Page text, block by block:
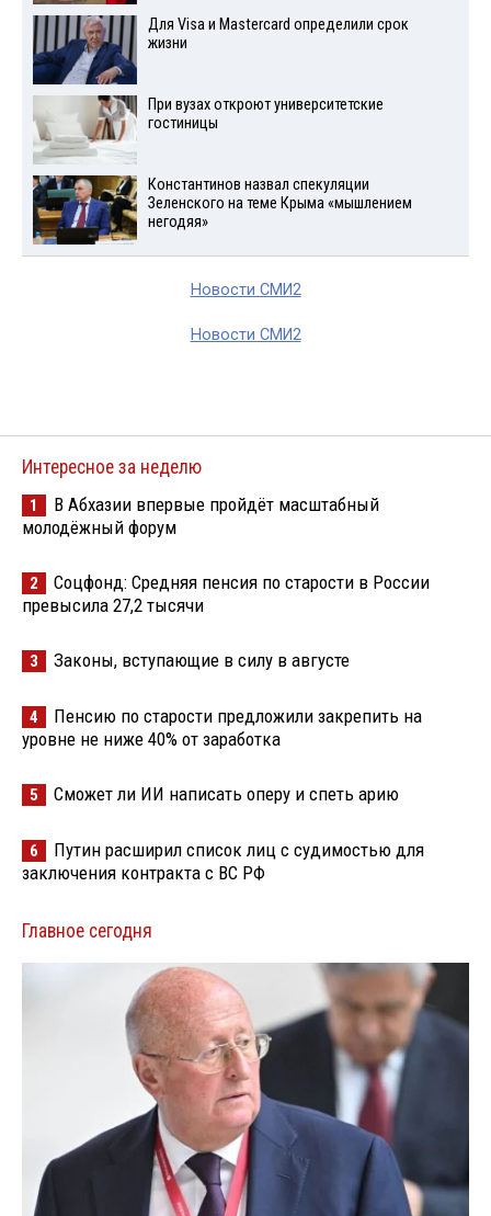
Для Visа и Mastercard определили срок
жизни
При вузах откроют университетские
гостиницы
Константинов назвал спекуляции
Зеленского на теме Крыма «мышлением
негодяя»
Новости СМИ2
Новости СМИ2
Интересное за неделю
1
В Абхазии впервые пройдёт масштабный
молодёжный форум
2
Соцфонд: Средняя пенсия по старости в России
превысила 27,2 тысячи
3 Законы, вступающие в силу в августе
4
Пенсию по старости предложили закрепить на
уровне не ниже 40% от заработка
5 Сможет ли ИИ написать оперу и спеть арию
6
Путин расширил список лиц с судимостью для
заключения контракта с ВС РФ
Главное сегодня